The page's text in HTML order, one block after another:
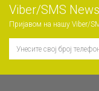
Viber/SMS
Пријавом на нашу Viber/